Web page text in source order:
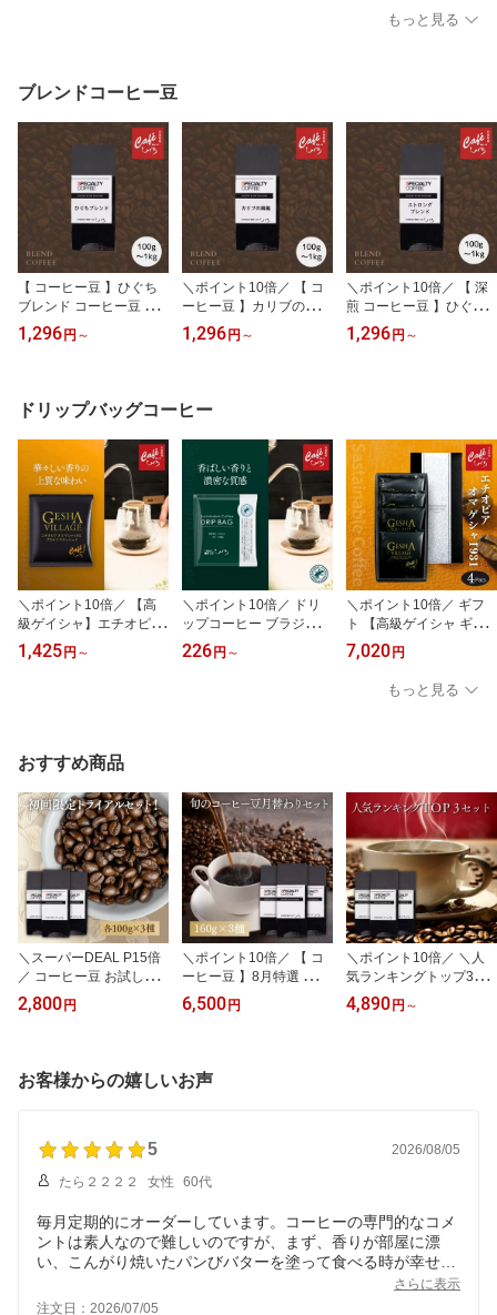
シス アプリコット ウォ
ッシュド フルーティー
煎 スペシャルティコーヒ
ー 珈琲豆 コーヒー豆 イ
もっと見る
ブレンドコーヒー豆
【 コーヒー豆 】ひぐち
ブレンド コーヒー豆 中
深煎り 100g 200g 1kg 自
家焙煎 珈琲豆 スペシャ
甘み 酸味控えめ 大容量
お試し オリジナルブレン
ド 人気 定番
1,296 円 ～
＼ポイント10倍／ 【 コ
ーヒー豆 】カリブの爽風
ブレンドコーヒー コーヒ
ー豆 自家焙煎 スペシャ
寄り 爽やか 酸味 フルー
ティー 軽やか カフェ 喫
茶店 お試し 大容量 まと
め買い ブレンド豆 人気
1,296 円 ～
＼ポイント10倍／ 【 深
煎 コーヒー豆 】ひぐち
ストロングブレンド 【1
00g 200g 1000g】自家
ィコーヒー フルシティロ
ースト ブレンドコーヒー
1,296 円 ～
ドリップバッグコーヒー
＼ポイント10倍／ 【高
級ゲイシャ】エチオピア
ゲシャビレッジ オマ ゲ
シャ1931 ドリップバッ
ー お試し 専門店 珈琲 コ
ーヒー豆
1,425 円 ～
＼ポイント10倍／ ドリ
ップコーヒー ブラジル
ダテーラ農園 【1杯10g
入り】 レインフォレスト
お試し
226 円 ～
＼ポイント10倍／ ギフ
ト 【高級ゲイシャ ギフ
トセット】エチオピア ゲ
シャビレッジ オマ ゲシ
ャ1931 4杯セット｜希少
豆 Gesha Village｜スペ
7,020 円
もっと見る
おすすめ商品
＼スーパーDEAL P15倍
／ コーヒー豆 お試しセ
ット 300g 100g×3種 飲
み比べ 約30杯分 送料無
トライアル 高品質 ドリ
ップバッグ付 ギフト プ
2,800 円
＼ポイント10倍／ 【 コ
ーヒー豆 】8月特選 スペ
シャルティコーヒー豆 高
級 セット 160g×3種 飲み
プレゼント 贈答用 おし
ゃれ 珈琲豆 珈琲専門店
6,500 円
＼ポイント10倍／ ＼人
気ランキングトップ3／
コーヒー豆 セット 3種 1.
2kg 600g 送料無料 自家
4,890 円 ～
お客様からの嬉しいお声
5 2026/08/05
たら２２２２ 女性 60代
毎月定期的にオーダーしています。コーヒーの専門的なコメ
ントは素人なので難しいのですが、まず、香りが部屋に漂
い、こんがり焼いたパンびバターを塗って食べる時が幸せを
感じる時です。どの種類のコーヒーをたてても満足できま
す。
さらに表示
注文日：2026/07/05